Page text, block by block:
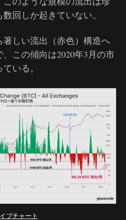
回しか起きていない。
しい流出（赤色）構造へ
この傾向は2020年3月の市
いる。
ブチャート